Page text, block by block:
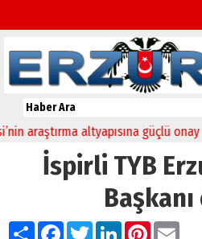
araştırma altyapısına güçlü onay
İspirli TYB
PaylaşFacebook
TwitterLinkedIn